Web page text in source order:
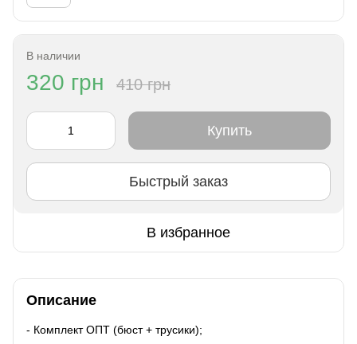
В наличии
320 грн 410 грн
Купить
Быстрый заказ
В избранное
Описание
- Комплект ОПТ (бюст + трусики);